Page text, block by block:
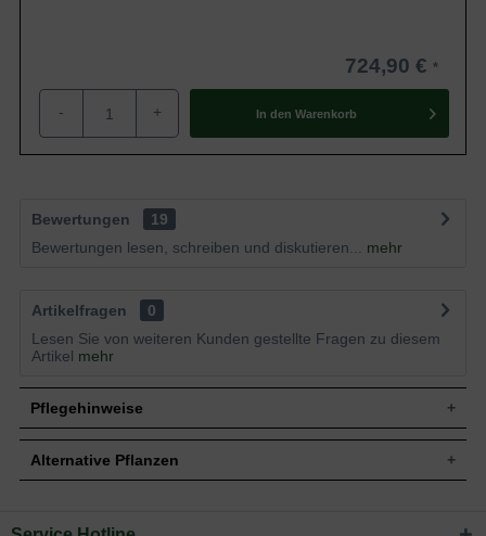
724,90 €
- + In den Warenkorb
Bewertungen
19
Bewertungen lesen, schreiben und diskutieren...
mehr
Artikelfragen
0
Lesen Sie von weiteren Kunden gestellte Fragen zu diesem
Artikel mehr
Pflegehinweise
Pflanz- und Pflegetipps Malus domestica 'Elstar' /
Alternative Pflanzen